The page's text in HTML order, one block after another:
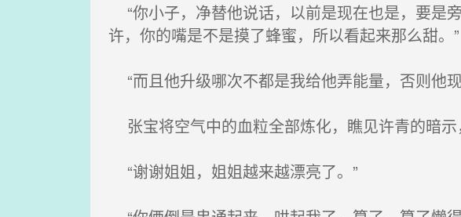
“你小子，净替他说话，以前是现在也是，要是
许，你的嘴是不是摸了蜂蜜，所以看起来那么甜。”
“而且他升级哪次不都是我给他弄能量，否则他
张宝将空气中的血粒全部炼化，瞧见许青的暗示
“谢谢姐姐，姐姐越来越漂亮了。”